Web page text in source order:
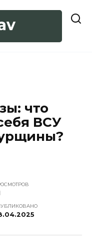
что
ВСУ